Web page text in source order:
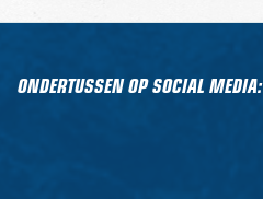
ONDERTUSSEN OP SOCIAL MEDIA: